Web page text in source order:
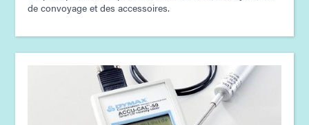
de convoyage et des accessoires.